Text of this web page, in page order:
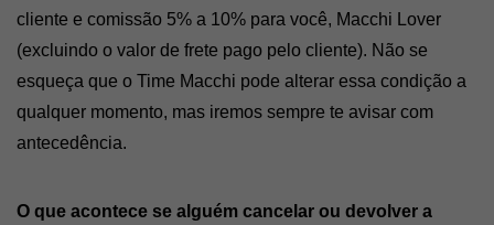
cliente e comissão 5% a 10% para você, Macchi Lover
(excluindo o valor de frete pago pelo cliente). Não se
esqueça que o Time Macchi pode alterar essa condição a
qualquer momento, mas iremos sempre te avisar com
antecedência.
O que acontece se alguém cancelar ou devolver a